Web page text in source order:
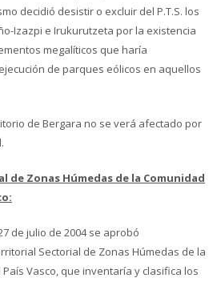
decidió desistir o excluir del P.T.S. los
Izazpi e Irukurutzeta por la existencia
megalíticos que haría
de parques eólicos en aquellos
de Bergara no se verá afectado por
de Zonas Húmedas de la Comunidad
de julio de 2004 se aprobó
Sectorial de Zonas Húmedas de la
Vasco, que inventaría y clasifica los